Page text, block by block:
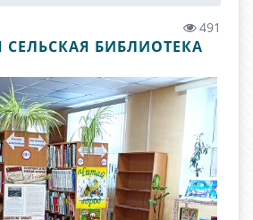
491
СЕЛЬСКАЯ БИБЛИОТЕКА